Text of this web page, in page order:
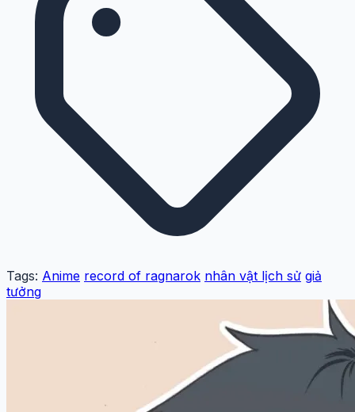
Tags: Anime record of ragnarok nhân vật lịch sử giả
tưởng